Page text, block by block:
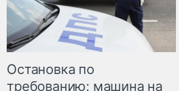
Остановка по
требованию: машина на